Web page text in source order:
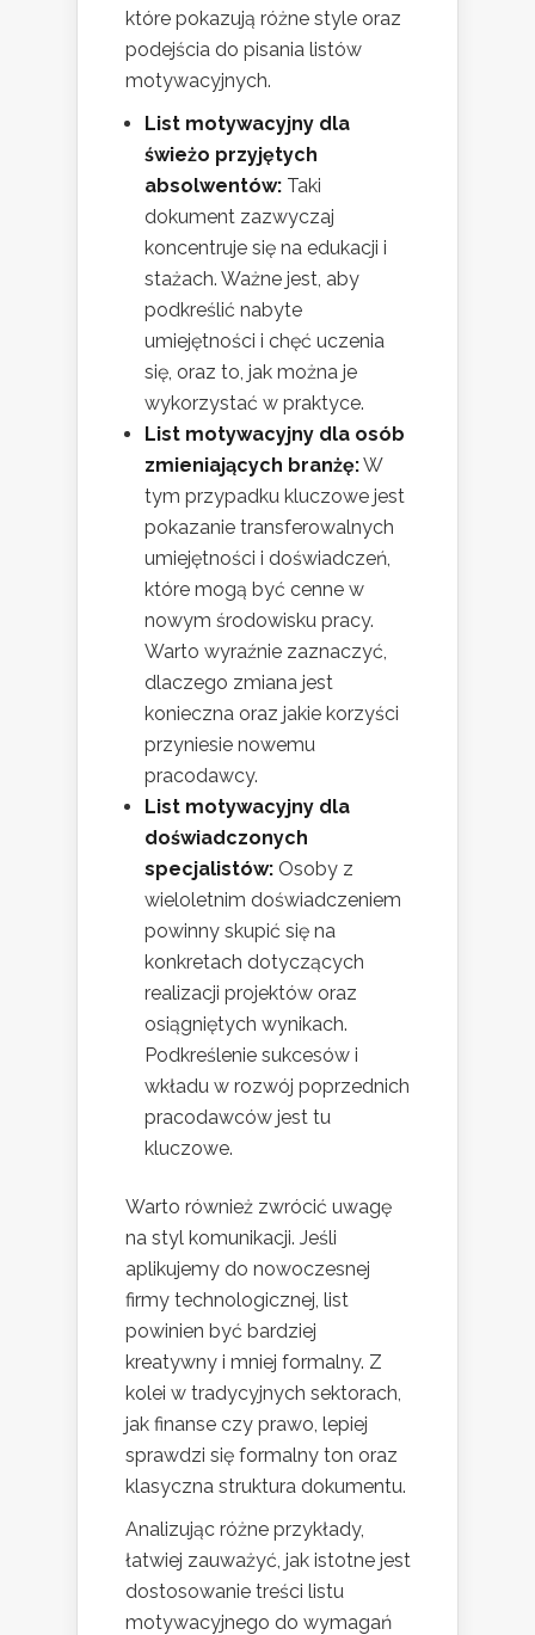
które pokazują różne style oraz
podejścia do pisania listów
motywacyjnych.
List motywacyjny dla
świeżo przyjętych
absolwentów: Taki
dokument zazwyczaj
koncentruje się na edukacji i
stażach. Ważne jest, aby
podkreślić nabyte
umiejętności i chęć uczenia
się, oraz to, jak można je
wykorzystać w praktyce.
List motywacyjny dla osób
zmieniających branżę:W
tym przypadku kluczowe jest
pokazanie transferowalnych
umiejętności i doświadczeń,
które mogą być cenne w
nowym środowisku pracy.
Warto wyraźnie zaznaczyć,
dlaczego zmiana jest
konieczna oraz jakie korzyści
przyniesie nowemu
pracodawcy.
List motywacyjny dla
doświadczonych
specjalistów: Osoby z
wieloletnim doświadczeniem
powinny skupić się na
konkretach dotyczących
realizacji projektów oraz
osiągniętych wynikach.
Podkreślenie sukcesów i
wkładu w rozwój poprzednich
pracodawców jest tu
kluczowe.
Warto również zwrócić uwagę
na styl komunikacji. Jeśli
aplikujemy do nowoczesnej
firmy technologicznej, list
powinien być bardziej
kreatywny i mniej formalny. Z
kolei w tradycyjnych sektorach,
jak finanse czy prawo, lepiej
sprawdzi się formalny ton oraz
klasyczna struktura dokumentu.
Analizując różne przykłady,
łatwiej zauważyć, jak istotne jest
dostosowanie treści listu
motywacyjnego do wymagań